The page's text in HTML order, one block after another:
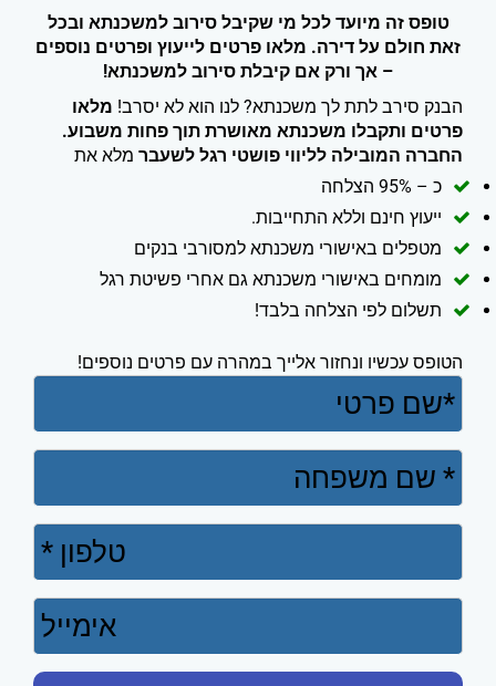
טופס זה מיועד לכל מי שקיבל סירוב למשכנתא ובכל
זאת חולם על דירה. מלאו פרטים לייעוץ ופרטים נוספים
– אך ורק אם קיבלת סירוב למשכנתא!
הבנק סירב לתת לך משכנתא? לנו הוא לא יסרב! מלאו
פרטים ותקבלו משכנתא מאושרת תוך פחות משבוע.
החברה המובילה לליווי פושטי רגל לשעבר
כ – 95% הצלחה
ייעוץ חינם וללא התחייבות.
מטפלים באישורי משכנתא למסורבי בנקים
מומחים באישורי משכנתא גם אחרי פשיטת רגל
תשלום לפי הצלחה בלבד!
מלא את
הטופס עכשיו ונחזור אלייך במהרה עם פרטים נוספים!